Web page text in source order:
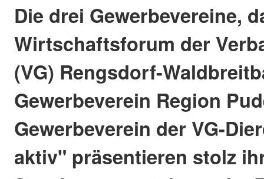
Die drei Gewerbevereine,
Wirtschaftsforum der
(VG) Rengsdorf-
Gewerbeverein Region
Gewerbeverein der VG-
aktiv" präsentieren stolz